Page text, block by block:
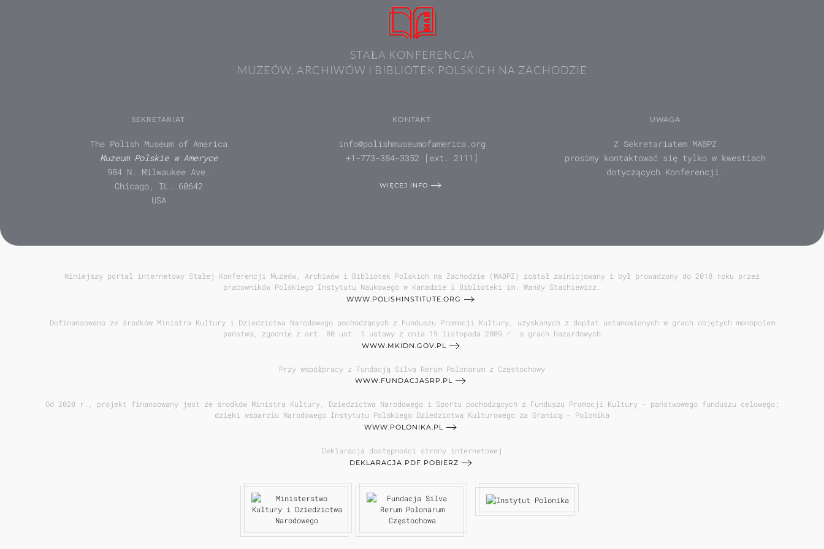
STAŁA KONFERENCJA
MUZEÓW, ARCHIWÓW I BIBLIOTEK POLSKICH NA ZACHODZIE
SEKRETARIAT
The Polish Museum of America
Muzeum Polskie w Ameryce
984 N. Milwaukee Ave.
Chicago, IL. 60642
USA
KONTAKT
info@polishmuseumofamerica.org
+1-773-384-3352 [ext. 2111]
WIĘCEJ INFO
UWAGA
Z Sekretariatem MABPZ
prosimy kontaktować się tylko w kwestiach
dotyczących Konferencji.
Niniejszy portal internetowy Stałej Konferencji Muzeów, Archiwów i Bibliotek Polskich na Zachodzie (MABPZ) został zainicjowany i był prowadzony do 2018 roku przez
pracowników Polskiego Instytutu Naukowego w Kanadzie i Biblioteki im. Wandy Stachiewicz.
WWW.POLISHINSTITUTE.ORG
Dofinansowano ze środków Ministra Kultury i Dziedzictwa Narodowego pochodzących z Funduszu Promocji Kultury, uzyskanych z dopłat ustanowionych w grach objętych monopolem
państwa, zgodnie z art. 80 ust. 1 ustawy z dnia 19 listopada 2009 r. o grach hazardowych
WWW.MKIDN.GOV.PL
Przy współpracy z Fundacją Silva Rerum Polonarum z Częstochowy
WWW.FUNDACJASRP.PL
Od 2020 r., projekt finansowany jest ze środków Ministra Kultury, Dziedzictwa Narodowego i Sportu pochodzących z Funduszu Promocji Kultury - państwowego funduszu celowego;
dzięki wsparciu Narodowego Instytutu Polskiego Dziedzictwa Kulturowego za Granicą - Polonika
WWW.POLONIKA.PL
Deklaracja dostępności strony internetowej
DEKLARACJA PDF POBIERZ